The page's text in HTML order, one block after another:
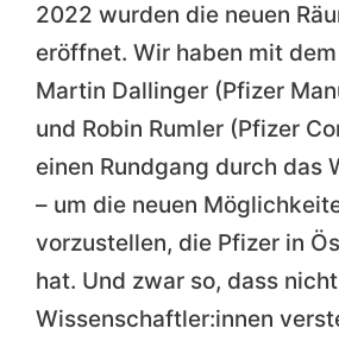
2022 wurden die neuen
eröffnet. Wir haben mit
Martin Dallinger (Pfizer
und Robin Rumler (Pfizer
einen Rundgang durch das
– um die neuen
vorzustellen, die Pfizer in
hat. Und zwar so, dass
Wissenschaftler:innen